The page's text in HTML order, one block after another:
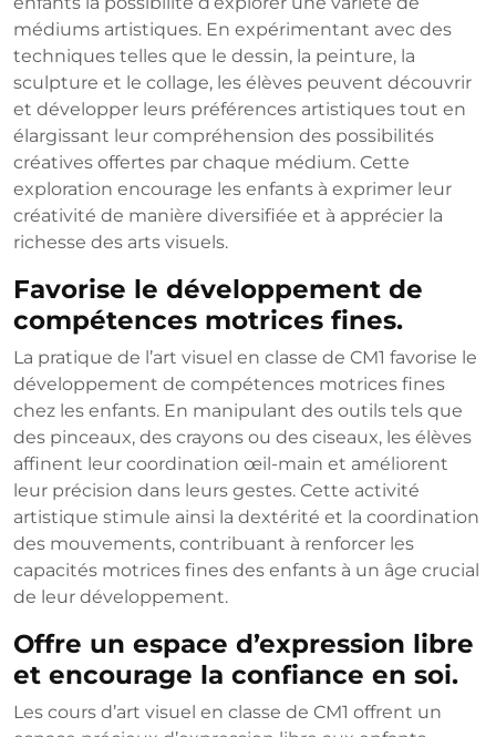
médiums artistiques. En expérimentant avec des
techniques telles que le dessin, la peinture, la
sculpture et le collage, les élèves peuvent découvrir
et développer leurs préférences artistiques tout en
élargissant leur compréhension des possibilités
créatives offertes par chaque médium. Cette
exploration encourage les enfants à exprimer leur
créativité de manière diversifiée et à apprécier la
richesse des arts visuels.
Favorise le développement de
compétences motrices fines.
La pratique de l’art visuel en classe de CM1 favorise le
développement de compétences motrices fines
chez les enfants. En manipulant des outils tels que
des pinceaux, des crayons ou des ciseaux, les élèves
affinent leur coordination œil-main et améliorent
leur précision dans leurs gestes. Cette activité
artistique stimule ainsi la dextérité et la coordination
des mouvements, contribuant à renforcer les
capacités motrices fines des enfants à un âge crucial
de leur développement.
Offre un espace d’expression libre
et encourage la confiance en soi.
Les cours d’art visuel en classe de CM1 offrent un